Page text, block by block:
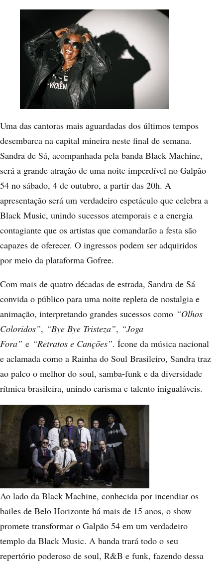
Uma das cantoras mais aguardadas dos últimos tempos
desembarca na capital mineira neste final de semana.
Sandra de Sá, acompanhada pela banda Black Machine,
será a grande atração de uma noite imperdível no Galpão
54 no sábado, 4 de outubro, a partir das 20h. A
apresentação será um verdadeiro espetáculo que celebra a
Black Music, unindo sucessos atemporais e a energia
contagiante que os artistas que comandarão a festa são
capazes de oferecer. O ingressos podem ser adquiridos
por meio da plataforma Gofree.
Com mais de quatro décadas de estrada, Sandra de Sá
convida o público para uma noite repleta de nostalgia e
animação, interpretando grandes sucessos como “Olhos
Coloridos”, “Bye Bye Tristeza”, “Joga
Fora” e “Retratos e Canções”. Ícone da música nacional
e aclamada como a Rainha do Soul Brasileiro, Sandra traz
ao palco o melhor do soul, samba-funk e da diversidade
rítmica brasileira, unindo carisma e talento inigualáveis.
Ao lado da Black Machine, conhecida por incendiar os
bailes de Belo Horizonte há mais de 15 anos, o show
promete transformar o Galpão 54 em um verdadeiro
templo da Black Music. A banda trará todo o seu
repertório poderoso de soul, R&B e funk, fazendo dessa